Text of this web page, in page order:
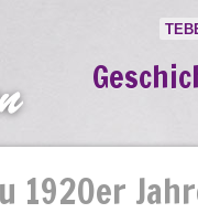
1920er